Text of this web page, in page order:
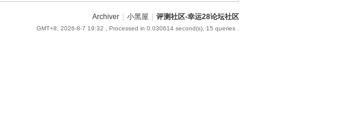
Archiver 小黑屋 评测社区-幸运28论坛社区
GMT+8, 2026-8-7 19:32 , Processed in 0.030614 second(s), 15 queries .